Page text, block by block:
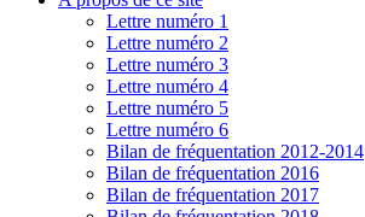
Lettre numéro 1
Lettre numéro 2
Lettre numéro 3
Lettre numéro 4
Lettre numéro 5
Lettre numéro 6
Bilan de fréquentation 2012-2014
Bilan de fréquentation 2016
Bilan de fréquentation 2017